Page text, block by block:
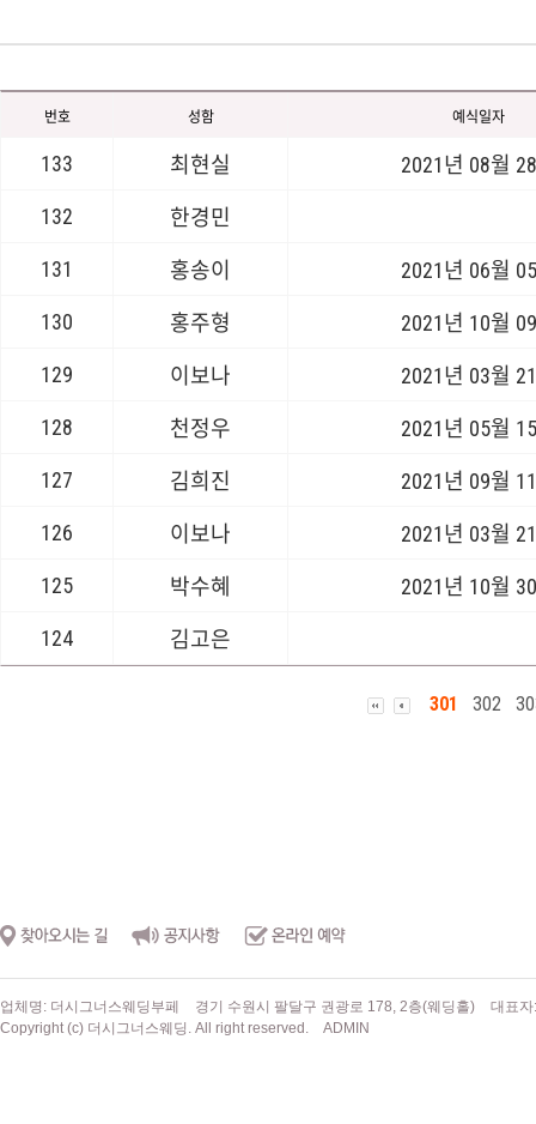
번호 성함 예식일자
133 최현실 2021년 08월
132 한경민
131 홍송이 2021년 06월
130 홍주형 2021년 10월
129 이보나 2021년 03월
128 천정우 2021년 05월
127 김희진 2021년 09월
126 이보나 2021년 03월
125 박수혜 2021년 10월
124 김고은
301 302
업체명: 더시그너스웨딩부페 경기 수원시 팔달구 권광로 178, 2층(웨딩홀)
대표
Copyright (c) 더시그너스웨딩. All right reserved.
ADMIN